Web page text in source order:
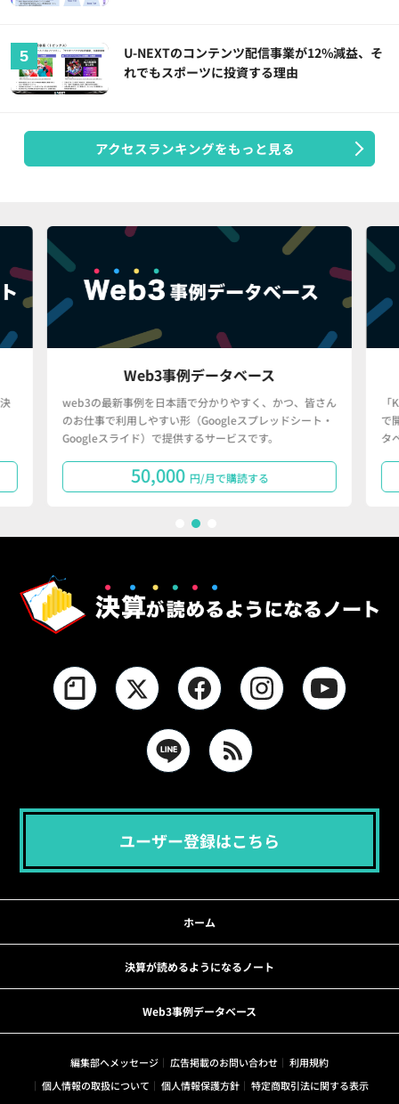
U-NEXTのコンテンツ配信事業が12%減益、そ
れでもスポーツに投資する理由
アクセスランキングをもっと見る
Web3事例データベース
web3の最新事例を日本語で分かりやすく、かつ、皆さん
のお仕事で利用しやすい形（Googleスプレッドシート・
Googleスライド）で提供するサービスです。
50,000 円/月で購読する
で
タ
ユーザー登録はこちら
ホーム
決算が読めるようになるノート
Web3事例データベース
編集部へメッセージ 広告掲載のお問い合わせ
利用規約
個人情報の取扱について
個人情報保護方針
特定商取引法に関する表示